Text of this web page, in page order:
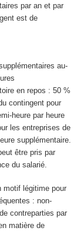
par an et par
est de
au-
en repos : 50 %
contingent pour
heure par heure
les entreprises de
supplémentaire.
être pris par
du salarié.
motif légitime pour
: non-
contreparties par
matière de